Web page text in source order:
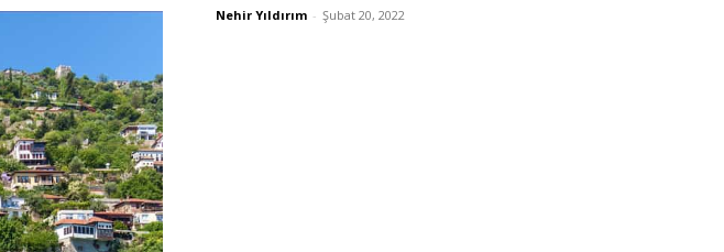
Nehir Yıldırım - Şubat 20, 2022